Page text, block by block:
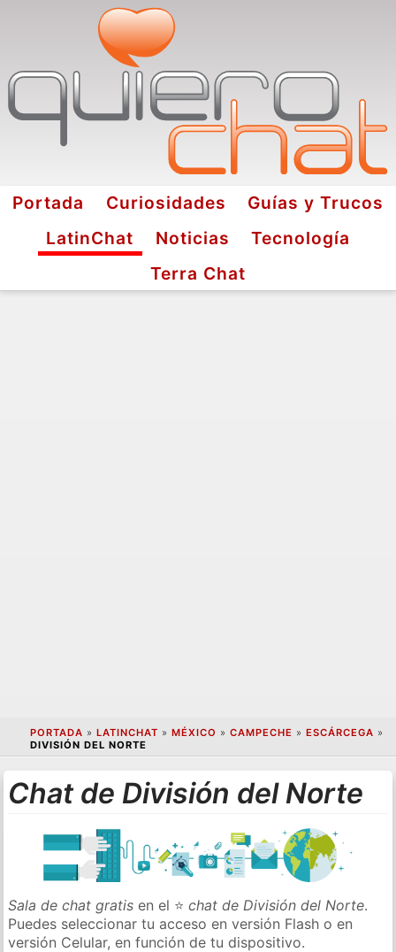
Portada Curiosidades
Guías y Trucos
LatinChat
Noticias
Tecnología
Terra Chat
PORTADA » LATINCHAT » MÉXICO » CAMPECHE » ESCÁRCEGA »
DIVISIÓN DEL NORTE
Chat de División del Norte
Sala de chat gratis en el ⭐chat de División del Norte.
Puedes seleccionar tu acceso en versión Flash o en
versión Celular, en función de tu dispositivo.